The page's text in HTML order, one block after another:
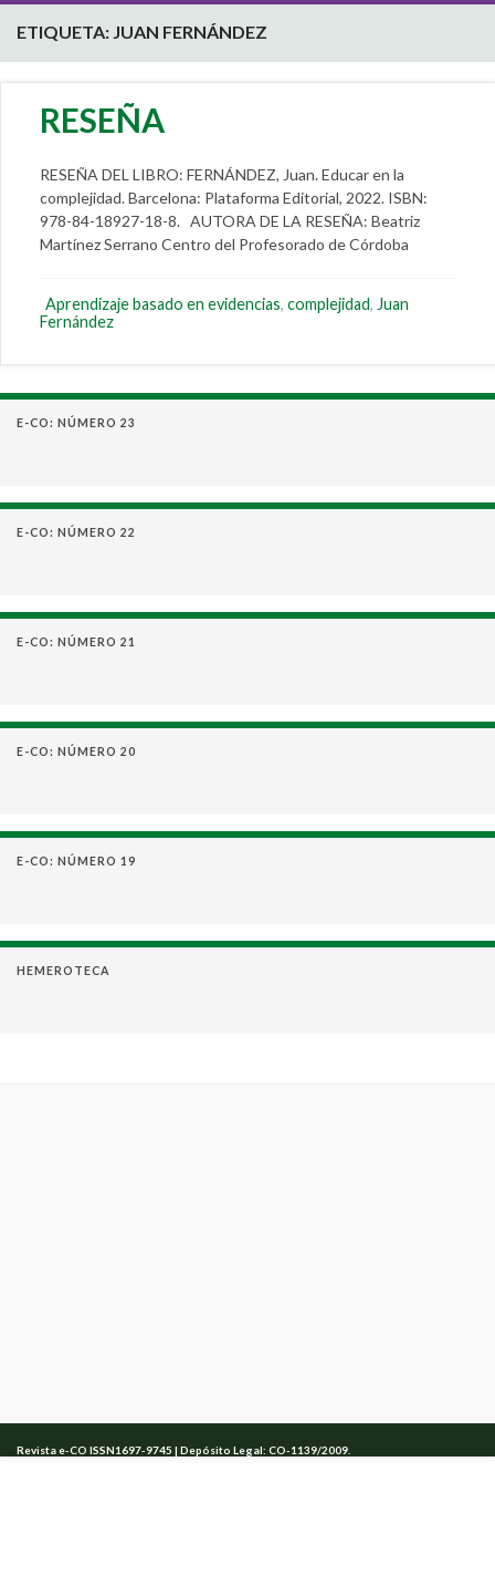
ETIQUETA: JUAN FERNÁNDEZ
RESEÑA
RESEÑA DEL LIBRO: FERNÁNDEZ, Juan. Educar en la
complejidad. Barcelona: Plataforma Editorial, 2022. ISBN:
978-84-18927-18-8. AUTORA DE LA RESEÑA: Beatriz
Martínez Serrano Centro del Profesorado de Córdoba
Aprendizaje basado en evidencias, complejidad, Juan
Fernández
E-CO: NÚMERO 23
E-CO: NÚMERO 22
E-CO: NÚMERO 21
E-CO: NÚMERO 20
E-CO: NÚMERO 19
HEMEROTECA
Revista e-CO ISSN1697-9745 | Depósito Legal: CO-1139/2009.